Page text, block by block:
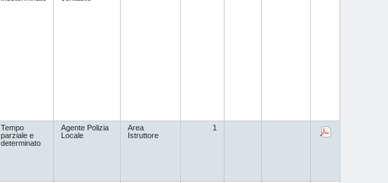
Tempo
parziale e
determinato
Agente Polizia
Locale
Area
Istruttore
1